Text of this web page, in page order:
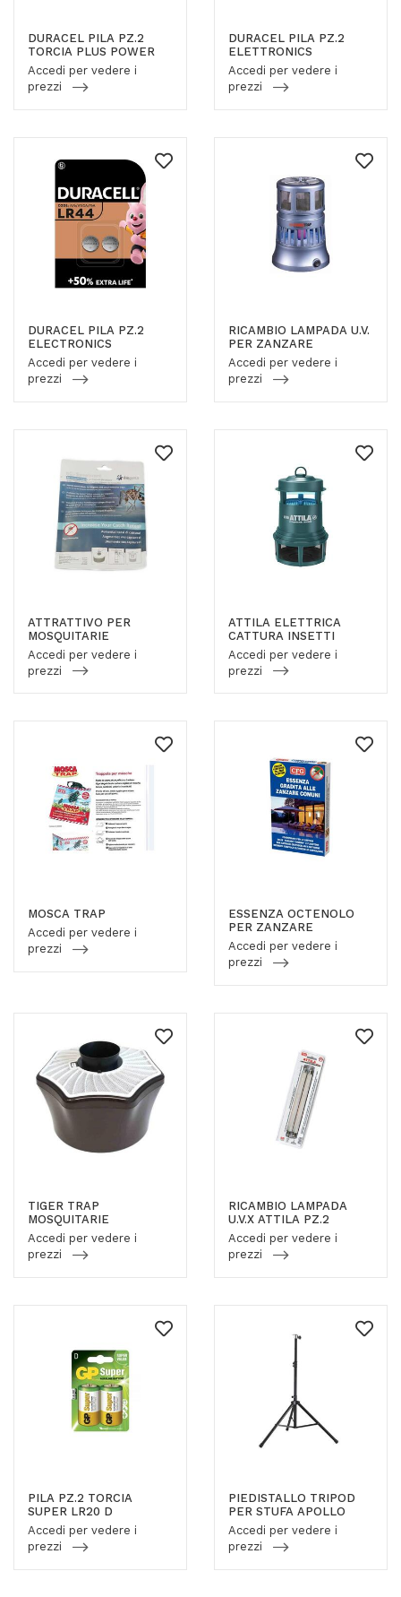
DURACEL PILA PZ.2
TORCIA PLUS POWER
Accedi per vedere i
prezzi
DURACEL PILA PZ.2
ELETTRONICS
Accedi per vedere i
prezzi
DURACEL PILA PZ.2
ELECTRONICS
Accedi per vedere i
prezzi
RICAMBIO LAMPADA U.V.
PER ZANZARE
Accedi per vedere i
prezzi
ATTRATTIVO PER
MOSQUITARIE
Accedi per vedere i
prezzi
ATTILA ELETTRICA
CATTURA INSETTI
Accedi per vedere i
prezzi
MOSCA TRAP
Accedi per vedere i
prezzi
ESSENZA OCTENOLO
PER ZANZARE
Accedi per vedere i
prezzi
TIGER TRAP
MOSQUITARIE
Accedi per vedere i
prezzi
RICAMBIO LAMPADA
U.V.X ATTILA PZ.2
Accedi per vedere i
prezzi
PILA PZ.2 TORCIA
SUPER LR20 D
Accedi per vedere i
prezzi
PIEDISTALLO TRIPOD
PER STUFA APOLLO
Accedi per vedere i
prezzi